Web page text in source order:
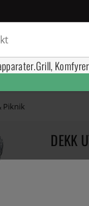
Grill,
Piknik
DEKK